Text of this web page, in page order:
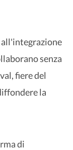
all'integrazione
senza
fiere del
la
di